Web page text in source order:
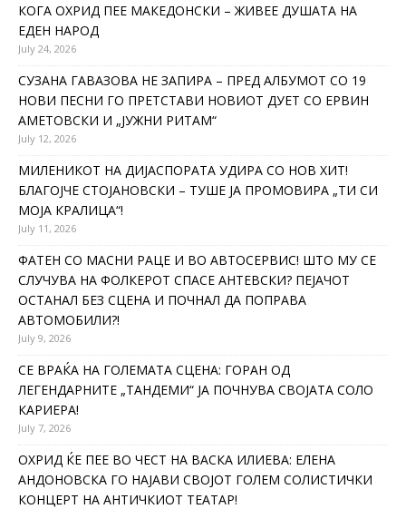
КОГА ОХРИД ПЕЕ МАКЕДОНСКИ – ЖИВЕЕ ДУШАТА НА
ЕДЕН НАРОД
July 24, 2026
СУЗАНА ГАВАЗОВА НЕ ЗАПИРА – ПРЕД АЛБУМОТ СО 19
НОВИ ПЕСНИ ГО ПРЕТСТАВИ НОВИОТ ДУЕТ СО ЕРВИН
АМЕТОВСКИ И „ЈУЖНИ РИТАМ“
July 12, 2026
МИЛЕНИКОТ НА ДИЈАСПОРАТА УДИРА СО НОВ ХИТ!
БЛАГОЈЧЕ СТОЈАНОВСКИ – ТУШЕ ЈА ПРОМОВИРА „ТИ СИ
МОЈА КРАЛИЦА“!
July 11, 2026
ФАТЕН СО МАСНИ РАЦЕ И ВО АВТОСЕРВИС! ШТО МУ СЕ
СЛУЧУВА НА ФОЛКЕРОТ СПАСЕ АНТЕВСКИ? ПЕЈАЧОТ
ОСТАНАЛ БЕЗ СЦЕНА И ПОЧНАЛ ДА ПОПРАВА
АВТОМОБИЛИ?!
July 9, 2026
СЕ ВРАЌА НА ГОЛЕМАТА СЦЕНА: ГОРАН ОД
ЛЕГЕНДАРНИТЕ „ТАНДЕМИ“ ЈА ПОЧНУВА СВОЈАТА СОЛО
КАРИЕРА!
July 7, 2026
ОХРИД ЌЕ ПЕЕ ВО ЧЕСТ НА ВАСКА ИЛИЕВА: ЕЛЕНА
АНДОНОВСКА ГО НАЈАВИ СВОЈОТ ГОЛЕМ СОЛИСТИЧКИ
КОНЦЕРТ НА АНТИЧКИОТ ТЕАТАР!